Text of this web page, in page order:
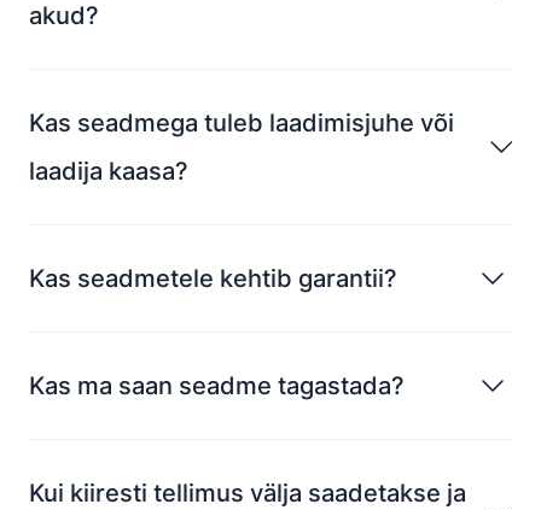
akud?
Kas seadmega tuleb laadimisjuhe või
laadija kaasa?
Kas seadmetele kehtib garantii?
Kas ma saan seadme tagastada?
Kui kiiresti tellimus välja saadetakse ja